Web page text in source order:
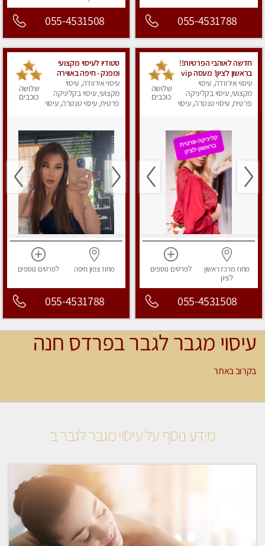
055-4531788
055-4531508
חדשה לאוהבי הפרטיות!!
בראשון לציון! מעסה vip
מפנקת בקליניקה פרטית
לחלוטין!!! לבד! לרציניים
בלבד! מומלץ!
עיסוי אירוודה, עיסוי
מקצועי, עיסוי בקליניקה
פרטית, עיסוי טנטרה, עיסוי
שלושה
כוכבים
מחוז מרכזראשון
לציון
לפרטים נוספים
055-4531508
סטודיו לעיסוי מקצועי
ומפנק - חיפה באווירה
נעימה ושקטה
עיסוי אירוודה, עיסוי
מקצועי, עיסוי בקליניקה
פרטית, עיסוי טנטרה, עיסוי
שלושה
כוכבים
מחוז צפוןחיפה לפרטים נוספים
055-4531788
עיסוי מגבר לגבר בפרדס חנה
בקרוב באתר
מידע נוסף על עיסוי מגבר לגבר ב